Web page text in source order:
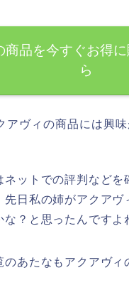
商品を今すぐお得
ら
アヴィの商品には興
ットでの評判など
先日私の姉がアクア
？と思ったんですよ
あたなもアクアヴ